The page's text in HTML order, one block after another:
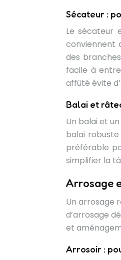
Sécateur :
Le sécateur
conviennent
des
facile à
affûté évite
Balai et
Un balai et
balai
préférable
simplifier la
Arrosage
Un arrosage
d’arrosage
et
Arrosoir :